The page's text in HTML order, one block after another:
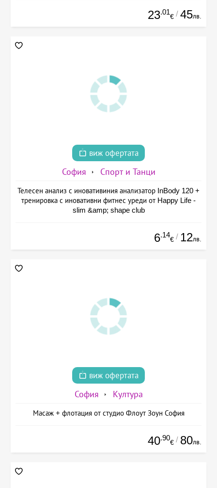
23.01
€ / 45лв.
виж офертата
София Спорт и Танци
Телесен анализ с иновативиния анализатор InBody 120 +
тренировка с иновативни фитнес уреди от Happy Life -
slim &amp; shape club
6.14
€ / 12лв.
виж офертата
София Култура
Масаж + флотация от студио Флоут Зоун София
40.90
€ / 80лв.